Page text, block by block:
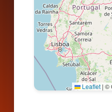
Leaflet | ©